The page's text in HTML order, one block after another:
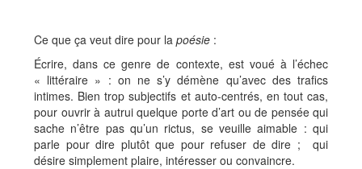
Ce que ça veut dire pour la poésie :
Écrire, dans ce genre de contexte, est voué à l’échec
« littéraire » : on ne s’y démène qu’avec des trafics
intimes. Bien trop subjectifs et auto-centrés, en tout cas,
pour ouvrir à autrui quelque porte d’art ou de pensée qui
sache n’être pas qu’un rictus, se veuille aimable : qui
parle pour dire plutôt que pour refuser de dire ; qui
désire simplement plaire, intéresser ou convaincre.